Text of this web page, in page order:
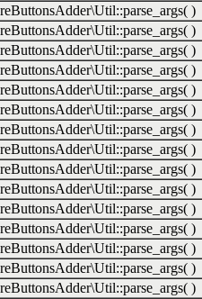
)
)
)
)
)
)
)
)
)
)
)
)
)
)
)